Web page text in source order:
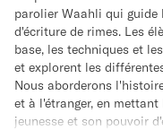
Cet espace vous invite à
diagnostic, mais comme
génératrice, un prisme
survie écologique.
parolier Waahli qui guide
d'écriture de rimes. Les
base, les techniques et
et explorent les
Nous aborderons
et à l'étranger, en
jeunesse et son pouvoir